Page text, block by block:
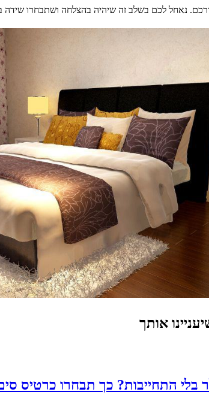
נאחל לכם בשלב זה שיהיה בהצלחה ושתבחרו שידה
אותך
בלי התחייבות? כך תבחרו כרטיס